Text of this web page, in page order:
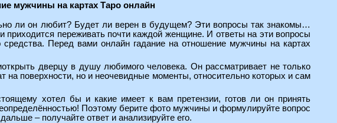
мужчины на картах Таро онлайн
ли он любит? Будет ли верен в будущем? Эти вопросы так знакомы…
приходится переживать почти каждой женщине. И ответы на эти вопросы
Перед вами онлайн гадание на отношение мужчины на картах
дверцу в душу любимого человека. Он рассматривает не только
на поверхности, но и неочевидные моменты, относительно которых и сам
хотел бы и какие имеет к вам претензии, готов ли он принять
Поэтому берите фото мужчины и формулируйте вопрос
– получайте ответ и анализируйте его.